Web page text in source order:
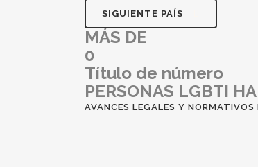
SIGUIENTE PAÍS
MÁS DE
0
Título de número
PERSONAS LGBTI
AVANCES LEGALES Y NORMATIVOS